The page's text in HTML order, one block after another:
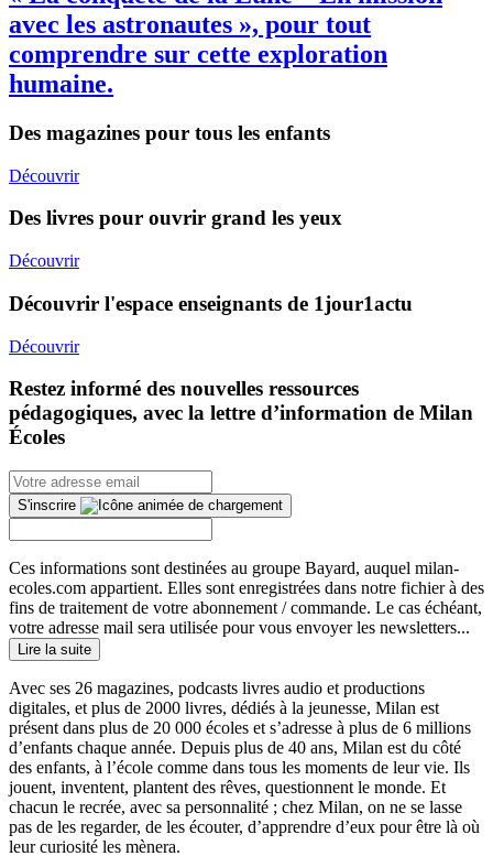
avec les astronautes », pour tout
comprendre sur cette exploration
humaine.
Des magazines pour tous les enfants
Découvrir
Des livres pour ouvrir grand les yeux
Découvrir
Découvrir l'espace enseignants de 1jour1actu
Découvrir
Restez informé des nouvelles ressources
pédagogiques, avec la lettre d’information de Milan
Écoles
S'inscrire
Ces informations sont destinées au groupe Bayard, auquel milan-
ecoles.com appartient. Elles sont enregistrées dans notre fichier à des
fins de traitement de votre abonnement / commande. Le cas échéant,
votre adresse mail sera utilisée pour vous envoyer les newsletters...
Lire la suite
Avec ses 26 magazines, podcasts livres audio et productions
digitales, et plus de 2000 livres, dédiés à la jeunesse, Milan est
présent dans plus de 20 000 écoles et s’adresse à plus de 6 millions
d’enfants chaque année. Depuis plus de 40 ans, Milan est du côté
des enfants, à l’école comme dans tous les moments de leur vie. Ils
jouent, inventent, plantent des rêves, questionnent le monde. Et
chacun le recrée, avec sa personnalité ; chez Milan, on ne se lasse
pas de les regarder, de les écouter, d’apprendre d’eux pour être là où
leur curiosité les mènera.